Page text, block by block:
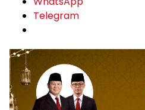
Telegram